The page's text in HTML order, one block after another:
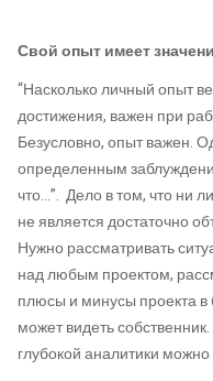
Свой опыт имеет
“Насколько личный опыт
достижения, важен при
Безусловно, опыт важен.
определенным
что…”. Дело в том, что ни
не является достаточно
Нужно рассматривать
над любым проектом,
плюсы и минусы проекта в
может видеть
глубокой аналитики